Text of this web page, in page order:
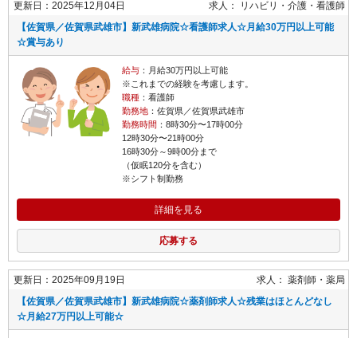
更新日：2025年12月04日 求人： リハビリ・介護
看護師
【佐賀県／佐賀県武雄市】新武雄病院☆看護師求人☆月給30万円以上可能
☆賞与あり
給与：月給30万円以上可能
※これまでの経験を考慮します。
職種：看護師
勤務地：佐賀県／佐賀県武雄市
勤務時間 ：8時30分〜17時00分
12時30分〜21時00分
16時30分～9時00分まで
（仮眠120分を含む）
※シフト制勤務
詳細を見る
応募する
更新日：2025年09月19日 求人： 薬剤師
薬局
【佐賀県／佐賀県武雄市】新武雄病院☆薬剤師求人☆残業はほとんどなし
☆月給27万円以上可能☆